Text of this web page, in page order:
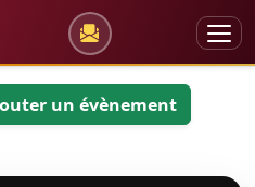
un évènement